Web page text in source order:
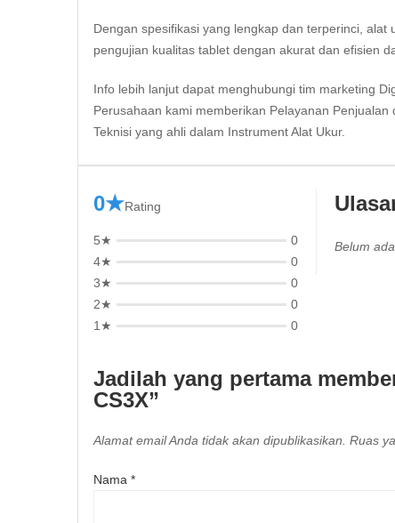
Dengan spesifikasi yang lengkap dan terperinci,
pengujian kualitas tablet dengan akurat dan efisien
Info lebih lanjut dapat menghubungi tim marketing
Perusahaan kami memberikan Pelayanan
Teknisi yang ahli dalam Instrument Alat Ukur.
0★Rating
5★
0
4★
0
3★
0
2★
0
1★
0
Belum
Jadilah yang pertama
CS3X”
Alamat email Anda tidak akan dipublikasikan. Ruas
Nama *